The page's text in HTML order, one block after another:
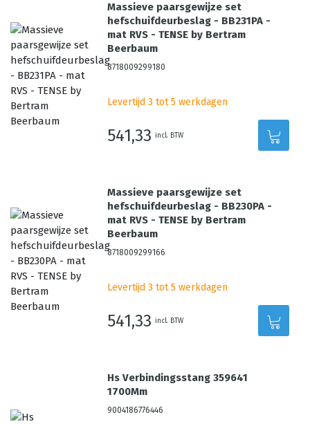
Massieve paarsgewijze set
hefschuifdeurbeslag - BB231PA -
mat RVS - TENSE by Bertram
Beerbaum
8718009299180
Levertijd 3 tot 5 werkdagen
541,33 incl. BTW
Massieve paarsgewijze set
hefschuifdeurbeslag - BB230PA -
mat RVS - TENSE by Bertram
Beerbaum
8718009299166
Levertijd 3 tot 5 werkdagen
541,33 incl. BTW
Hs Verbindingsstang 359641
1700Mm
9004186776446